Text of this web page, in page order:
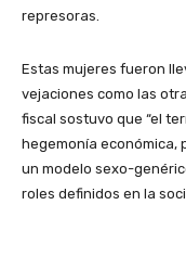
represoras.
Estas mujeres fueron
vejaciones como las
fiscal sostuvo que “el
hegemonía económica,
un modelo sexo-
roles definidos en la